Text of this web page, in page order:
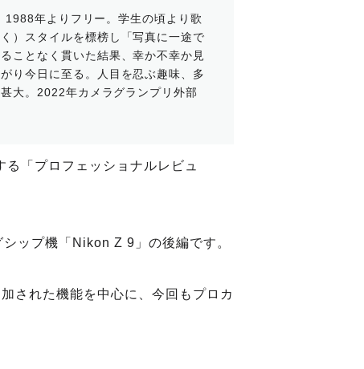
年よりフリー。学生の頃より歌
）スタイルを標榜し「写真に一途で
ことなく貫いた結果、幸か不幸か見
り今日に至る。人目を忍ぶ趣味、多
大。2022年カメラグランプリ外部
「プロフェッショナルレビュ
ップ機「Nikon Z 9」の後編です。
された機能を中心に、今回もプロカ